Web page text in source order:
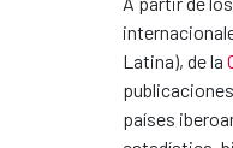
Latina), de la
países